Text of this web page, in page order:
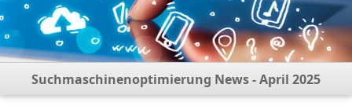
Suchmaschinenoptimierung News - April 2025